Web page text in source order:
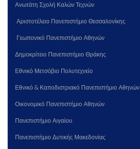
Ανωτάτη Σχολή Καλών Τεχνών
Αριστοτέλειο Πανεπιστήμιο Θεσσαλονίκης
Γεωπονικό Πανεπιστήμιο Αθηνών
Δημοκρίτειο Πανεπιστήμιο Θράκης
Εθνικό Μετσόβιο Πολυτεχνείο
Εθνικό & Καποδιστριακό Πανεπιστήμιο Αθηνών
Οικονομικό Πανεπιστήμιο Αθηνών
Πανεπιστήμιο Αιγαίου
Πανεπιστήμιο Δυτικής Μακεδονίας